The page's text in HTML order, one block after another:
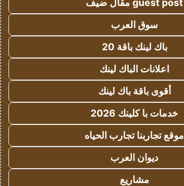
guest post مقال ضيف
سوق العرب
باك لينك باقة 20
اعلانات الباك لينك
أقوى باقة باك لينك
خدمات با كلينك 2026
موقع تجاربنا تجارب الحياه
ديوان العرب
مشاريع